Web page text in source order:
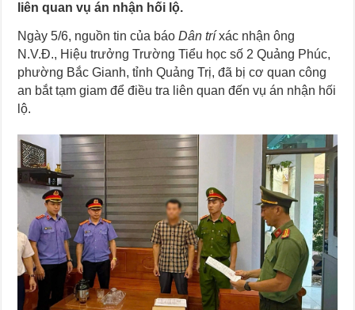
liên quan vụ án nhận hối lộ.
Ngày 5/6, nguồn tin của báoDân tríxác nhận ông
N.V.Đ., Hiệu trưởng Trường Tiểu học số 2 Quảng Phúc,
phường Bắc Gianh, tỉnh Quảng Trị, đã bị cơ quan công
an bắt tạm giam để điều tra liên quan đến vụ án nhận hối
lộ.